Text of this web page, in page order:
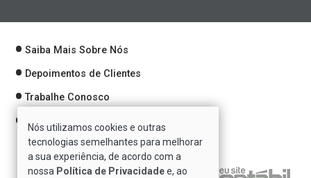
Saiba Mais Sobre Nós
Depoimentos de Clientes
Trabalhe Conosco
Política de Privacidade
Verificada por
Nós utilizamos cookies e outras
tecnologias semelhantes para melhorar
a sua experiência, de acordo com a
nossa Política de Privacidadee, ao